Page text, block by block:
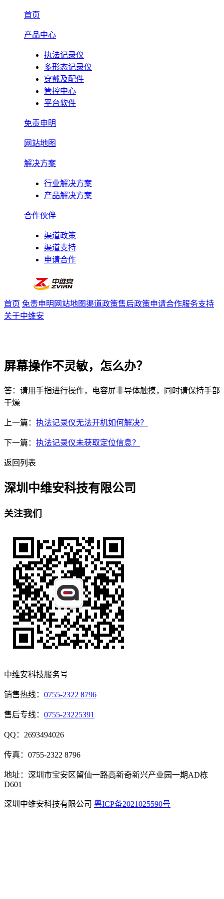
首页
产品中心
执法记录仪
多形态记录仪
穿戴及配件
管控中心
平台软件
免责申明
网站地图
解决方案
行业解决方案
产品解决方案
合作伙伴
渠道政策
渠道支持
申请合作
首页 免责申明 网站地图渠道政策售后政策申请合作服务支持
关于中维安
屏幕操作不灵敏，怎么办？
答：请用手指进行操作，电容屏非导体触摸，同时请保持手部
干燥
上一篇： 执法记录仪无法开机如何解决？
下一篇： 执法记录仪未获取定位信息？
返回列表
深圳中维安科技有限公司
关注我们
中维安科技服务号
销售热线： 0755-2322 8796
售后专线： 0755-23225391
QQ：2693494026
传真：0755-2322 8796
地址：深圳市宝安区留仙一路高新奇新兴产业园一期AD栋
D601
深圳中维安科技有限公司 粤ICP备2021025590号